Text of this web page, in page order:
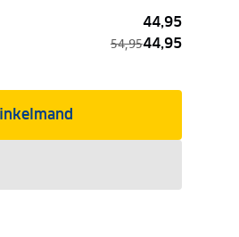
44,95
54,9544,95